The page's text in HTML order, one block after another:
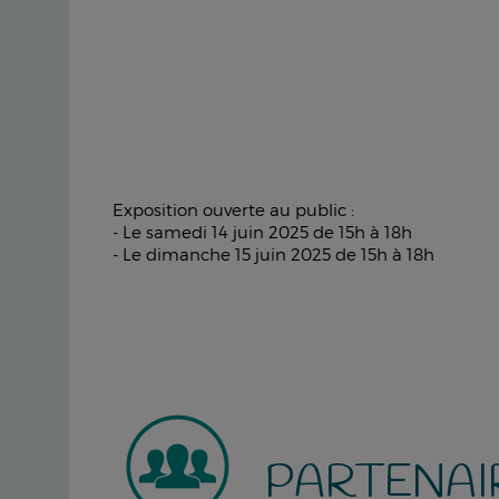
Exposition ouverte au public :
- Le samedi 14 juin 2025 de 15h à 18h
- Le dimanche 15 juin 2025 de 15h à 18h